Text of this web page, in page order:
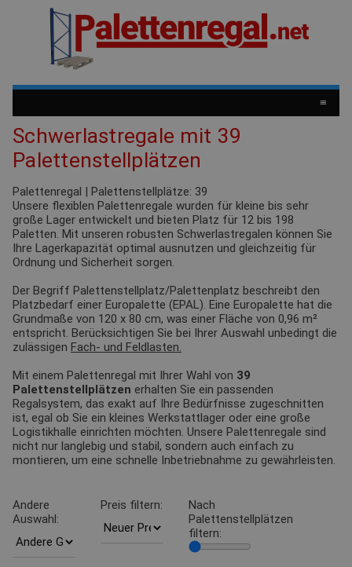
≡
Schwerlastregale mit 39
Palettenstellplätzen
Palettenregal | Palettenstellplätze: 39
Unsere flexiblen Palettenregale wurden für kleine bis sehr
große Lager entwickelt und bieten Platz für 12 bis 198
Paletten. Mit unseren robusten Schwerlastregalen können Sie
Ihre Lagerkapazität optimal ausnutzen und gleichzeitig für
Ordnung und Sicherheit sorgen.
Der Begriff Palettenstellplatz/Palettenplatz beschreibt den
Platzbedarf einer Europalette (EPAL). Eine Europalette hat die
Grundmaße von 120 x 80 cm, was einer Fläche von 0,96 m²
entspricht. Berücksichtigen Sie bei Ihrer Auswahl unbedingt die
zulässigen Fach- und Feldlasten.
Mit einem Palettenregal mit Ihrer Wahl von 39
Palettenstellplätzen erhalten Sie ein passenden
Regalsystem, das exakt auf Ihre Bedürfnisse zugeschnitten
ist, egal ob Sie ein kleines Werkstattlager oder eine große
Logistikhalle einrichten möchten. Unsere Palettenregale sind
nicht nur langlebig und stabil, sondern auch einfach zu
montieren, um eine schnelle Inbetriebnahme zu gewährleisten.
Andere
Auswahl:
Preis filtern:
Nach
Palettenstellplätzen
filtern: